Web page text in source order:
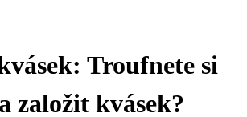
Troufnete si
založit kvásek?